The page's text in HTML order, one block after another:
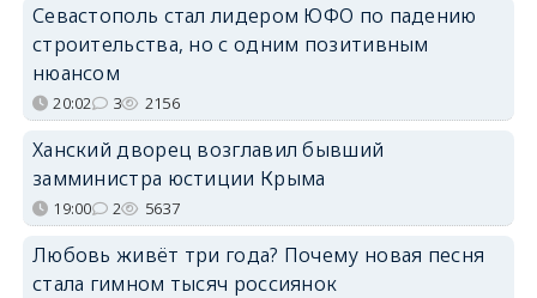
Севастополь стал лидером ЮФО по падению
строительства, но с одним позитивным
нюансом
20:02 3 2156
Ханский дворец возглавил бывший
замминистра юстиции Крыма
19:00 2 5637
Любовь живёт три года? Почему новая песня
стала гимном тысяч россиянок